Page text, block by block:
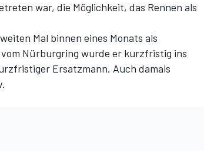
war, die Möglichkeit, das Rennen als
Mal binnen eines Monats als
Nürburgring wurde er kurzfristig ins
Ersatzmann. Auch damals
.